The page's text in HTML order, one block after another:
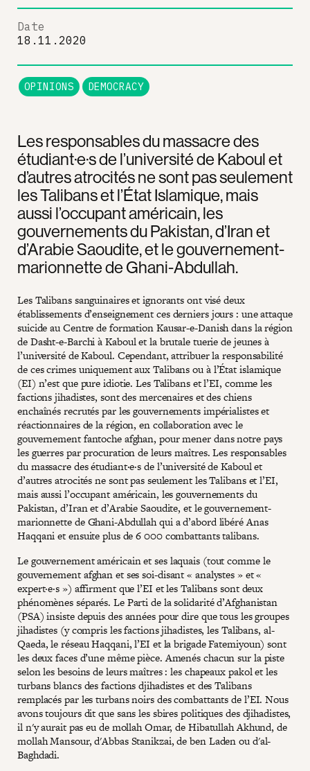
Les responsables du massacre des
étudiant·e·s de l’université de Kaboul et
d’autres atrocités ne sont pas seulement
les Talibans et l’État Islamique, mais
aussi l’occupant américain, les
gouvernements du Pakistan, d’Iran et
d’Arabie Saoudite, et le gouvernement-
marionnette de Ghani-Abdullah.
Les Talibans sanguinaires et ignorants ont visé deux
établissements d’enseignement ces derniers jours : une attaque
suicide au Centre de formation Kausar-e-Danish dans la région
de Dasht-e-Barchi à Kaboul et la brutale tuerie de jeunes à
l’université de Kaboul. Cependant, attribuer la responsabilité
de ces crimes uniquement aux Talibans ou à l’État islamique
(EI) n’est que pure idiotie. Les Talibans et l’EI, comme les
factions jihadistes, sont des mercenaires et des chiens
enchaînés recrutés par les gouvernements impérialistes et
réactionnaires de la région, en collaboration avec le
gouvernement fantoche afghan, pour mener dans notre pays
les guerres par procuration de leurs maîtres. Les responsables
du massacre des étudiant·e·s de l’université de Kaboul et
d’autres atrocités ne sont pas seulement les Talibans et l’EI,
mais aussi l’occupant américain, les gouvernements du
Pakistan, d’Iran et d’Arabie Saoudite, et le gouvernement-
marionnette de Ghani-Abdullah qui a d’abord libéré Anas
Haqqani et ensuite plus de 6 000 combattants talibans.
Le gouvernement américain et ses laquais (tout comme le
gouvernement afghan et ses soi-disant « analystes » et «
expert·e·s ») affirment que l’EI et les Talibans sont deux
phénomènes séparés. Le Parti de la solidarité d’Afghanistan
(PSA) insiste depuis des années pour dire que tous les groupes
jihadistes (y compris les factions jihadistes, les Talibans, al-
Qaeda, le réseau Haqqani, l’EI et la brigade Fatemiyoun) sont
les deux faces d’une même pièce. Amenés chacun sur la piste
selon les besoins de leurs maîtres : les chapeaux pakol et les
turbans blancs des factions djihadistes et des Talibans
remplacés par les turbans noirs des combattants de l’EI. Nous
avons toujours dit que sans les sbires politiques des djihadistes,
il n'y aurait pas eu de mollah Omar, de Hibatullah Akhund, de
mollah Mansour, d'Abbas Stanikzai, de ben Laden ou d'al-
Baghdadi.
Date
18.11.2020
OPINIONS DEMOCRACY